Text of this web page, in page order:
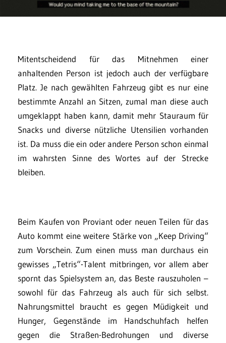
Mitentscheidend für das Mitnehmen einer
anhaltenden Person ist jedoch auch der verfügbare
Platz. Je nach gewählten Fahrzeug gibt es nur eine
bestimmte Anzahl an Sitzen, zumal man diese auch
umgeklappt haben kann, damit mehr Stauraum für
Snacks und diverse nützliche Utensilien vorhanden
ist. Da muss die ein oder andere Person schon einmal
im wahrsten Sinne des Wortes auf der Strecke
bleiben.
Beim Kaufen von Proviant oder neuen Teilen für das
Auto kommt eine weitere Stärke von „Keep Driving“
zum Vorschein. Zum einen muss man durchaus ein
gewisses „Tetris“-Talent mitbringen, vor allem aber
spornt das Spielsystem an, das Beste rauszuholen –
sowohl für das Fahrzeug als auch für sich selbst.
Nahrungsmittel braucht es gegen Müdigkeit und
Hunger, Gegenstände im Handschuhfach helfen
gegen die Straßen-Bedrohungen und diverse